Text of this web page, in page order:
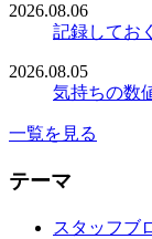
2026.08.06
記録しておく
2026.08.05
気持ちの数
一覧を見る
テーマ
スタッフブ